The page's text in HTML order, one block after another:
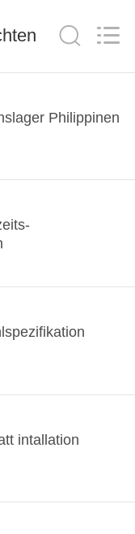
Philippinen
intallation